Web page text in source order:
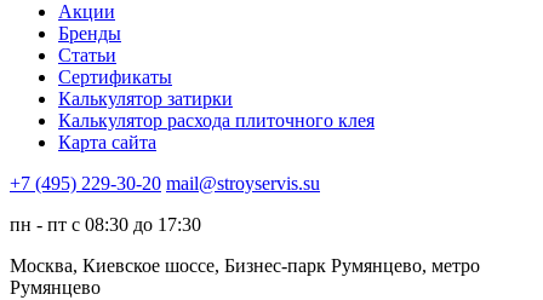
Акции
Бренды
Статьи
Сертификаты
Калькулятор затирки
Калькулятор расхода плиточного клея
Карта сайта
+7 (495) 229-30-20 mail@stroyservis.su
пн - пт с 08:30 до 17:30
Москва, Киевское шоссе, Бизнес-парк Румянцево, метро
Румянцево